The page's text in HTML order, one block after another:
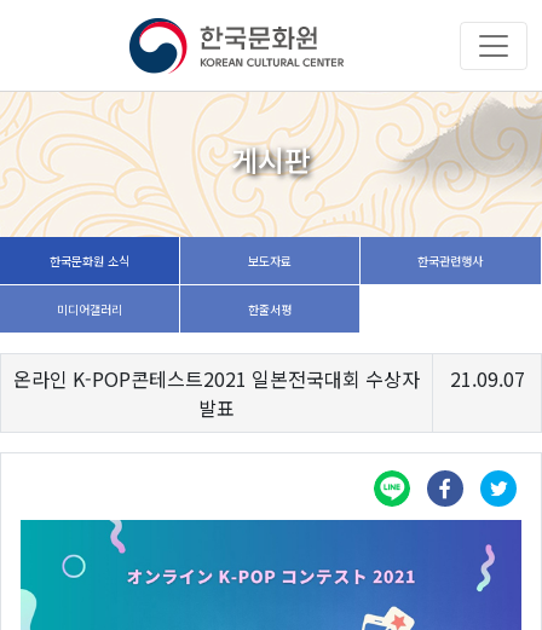
게시판
한국문화원 소식 보도자료 한국관련행사
미디어갤러리 한줄서평
온라인 K-POP콘테스트2021 일본전국대회 수상자
발표
21.09.07